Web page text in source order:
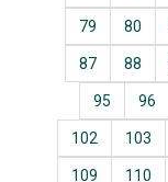
79 80
87 88
95 96
102 103
109 110